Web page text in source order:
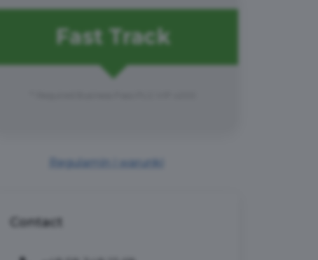
Fast Track
Regulamin i warunki
Contact